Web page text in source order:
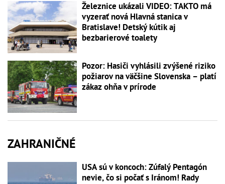
Železnice ukázali VIDEO: TAKTO má
vyzerať nová Hlavná stanica v
Bratislave! Detský kútik aj
bezbarierové toalety
Pozor: Hasiči vyhlásili zvýšené riziko
požiarov na väčšine Slovenska – platí
zákaz ohňa v prírode
ZAHRANIČNÉ
USA sú v koncoch: Zúfalý Pentagón
nevie, čo si počať s Iránom! Rady